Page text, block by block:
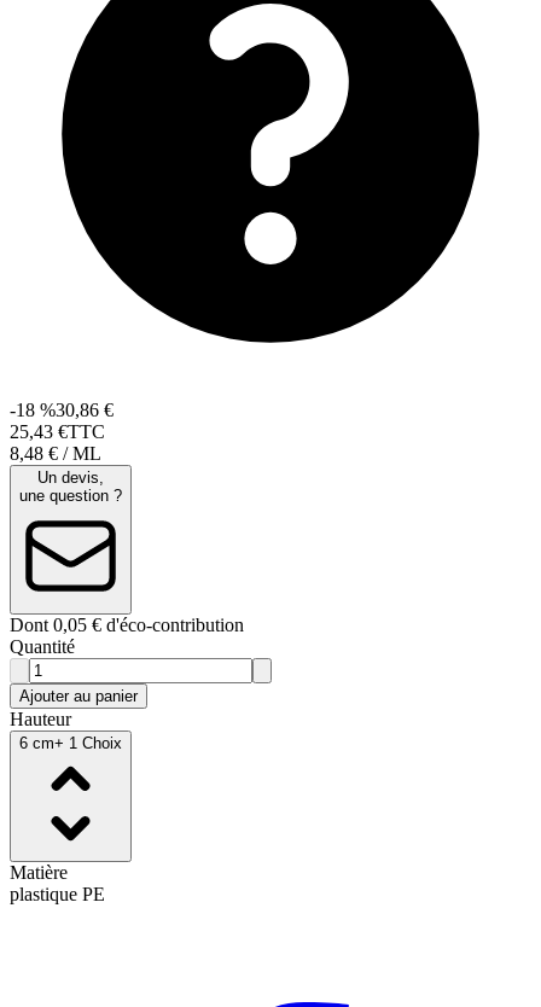
-18 %30,86 €
25,43 €TTC
8,48 € / ML
Un devis,
une question ?
Dont 0,05 € d'éco-contribution
Quantité
Ajouter au panier
Hauteur
6 cm+ 1 Choix
Matière
plastique PE